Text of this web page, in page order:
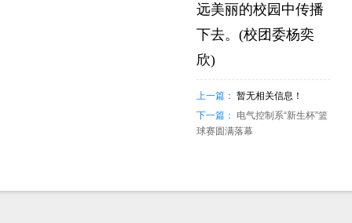
远美丽的校园中传播
下去。(校团委杨奕
欣)
上一篇： 暂无相关信息！
下一篇：
电气控制系“新生杯”篮
球赛圆满落幕